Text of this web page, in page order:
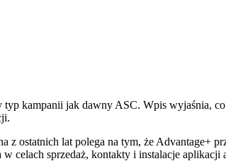
kampanii jak dawny ASC. Wpis wyjaśnia,
ostatnich lat polega na tym, że Advantage+
celach sprzedaż, kontakty i instalacje aplikacji